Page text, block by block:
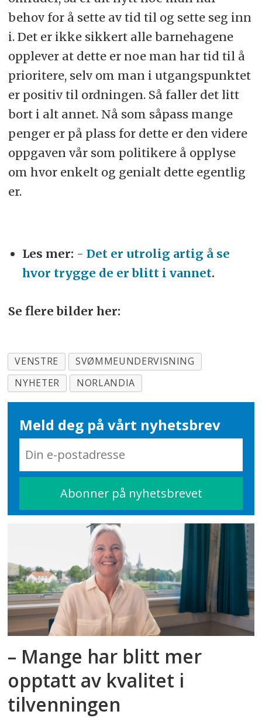
behov for å sette av tid til og sette seg inn
i. Det er ikke sikkert alle barnehagene
opplever at dette er noe man har tid til å
prioritere, selv om man i utgangspunktet
er positiv til ordningen. Så faller det litt
bort i alt annet. Nå som såpass mange
penger er på plass for dette er den videre
oppgaven vår som politikere å opplyse
om hvor enkelt og genialt dette egentlig
er.
Les mer: - Det er utrolig artig å se
hvor trygge de er blitt i vannet.
Se flere bilder her:
VENSTRE
SVØMMEUNDERVISNING
NYHETER
NORLANDIA
Meld deg på vårt nyhetsbrev
– Mange har blitt mer
opptatt av kvalitet i
tilvenningen